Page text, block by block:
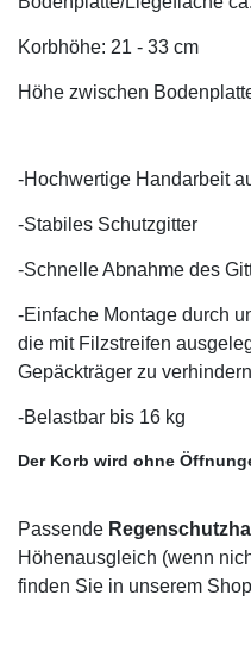
Korbhöhe: 21 - 33 cm
Höhe zwischen
-Hochwertige Handarbeit
-Stabiles Schutzgitter
-Schnelle Abnahme des
-Einfache Montage durch
die mit Filzstreifen
Gepäckträger zu verhindern
-Belastbar bis 16 kg
Der Korb wird ohne
Passende
Höhenausgleich (wenn
finden Sie in unserem